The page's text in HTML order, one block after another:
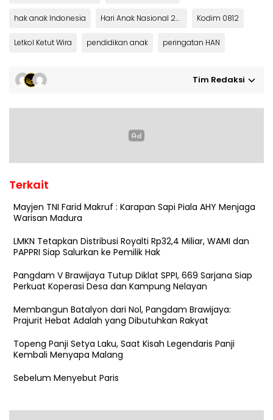
hak anak Indonesia Hari Anak Nasional 2025 Kodim 0812
Letkol Ketut Wira pendidikan anak peringatan HAN
Tim Redaksi
Terkait
Mayjen TNI Farid Makruf : Karapan Sapi Piala AHY Menjaga
Warisan Madura
LMKN Tetapkan Distribusi Royalti Rp32,4 Miliar, WAMI dan
PAPPRI Siap Salurkan ke Pemilik Hak
Pangdam V Brawijaya Tutup Diklat SPPI, 669 Sarjana Siap
Perkuat Koperasi Desa dan Kampung Nelayan
Membangun Batalyon dari Nol, Pangdam Brawijaya:
Prajurit Hebat Adalah yang Dibutuhkan Rakyat
Topeng Panji Setya Laku, Saat Kisah Legendaris Panji
Kembali Menyapa Malang
Sebelum Menyebut Paris